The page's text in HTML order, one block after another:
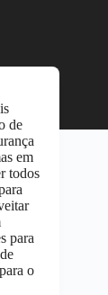
de
em
todos
para
o